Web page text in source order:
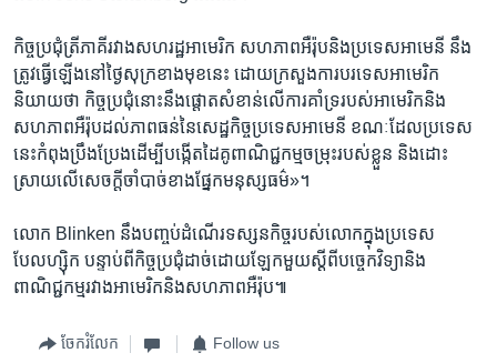
កិច្ចប្រជុំ​ត្រី​ភាគី​រវាង​សហរដ្ឋ​អាមេរិក​ សហភាព​អឺរ៉ុប​និង​ប្រទេស​អាមេនី​ នឹង​
ត្រូវ​ធ្វើ​ឡើង​នៅ​ថ្ងៃ​សុក្រ​ខាង​មុខ​នេះ​ ដោយ​ក្រសួង​ការបរទេស​អាមេរិក​
និយាយថា​ កិច្ចប្រជុំ​នោះ​នឹង​ផ្តោត​សំខាន់​លើ​ការ​គាំទ្រ​របស់​អាមេរិក​និង​
សហភាព​អឺរ៉ុប​ដល់​ភាពធន់​នៃ​សេដ្ឋកិច្ចប្រទេស​អាមេនី ខណៈ​ដែល​ប្រទេស​
នេះ​កំពុង​ប្រឹងប្រែង​ដើម្បី​បង្កើត​ដៃគូពាណិជ្ជកម្មចម្រុះ​របស់​ខ្លួន​ និង​ដោះ
ស្រាយ​លើ​សេចក្តី​ចាំបាច់​ខាង​ផ្នែក​មនុស្សធម៌»។​
លោក​ Blinken នឹង​បញ្ចប់​ដំណើរ​ទស្សនកិច្ច​របស់​លោក​ក្នុង​ប្រទេស​
បែលហ្ស៊ិក​ បន្ទាប់ពីកិច្ចប្រជុំ​ដាច់​ដោយឡែក​មួយស្តី​ពី​បច្ចេកវិទ្យា​និង​
ពាណិជ្ជកម្ម​រវាង​អាមេរិក​និង​សហភាព​អឺរ៉ុប៕
ចែករំលែក Follow us